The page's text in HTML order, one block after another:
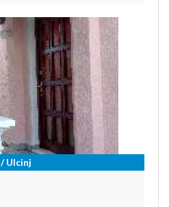
/ Ulcinj